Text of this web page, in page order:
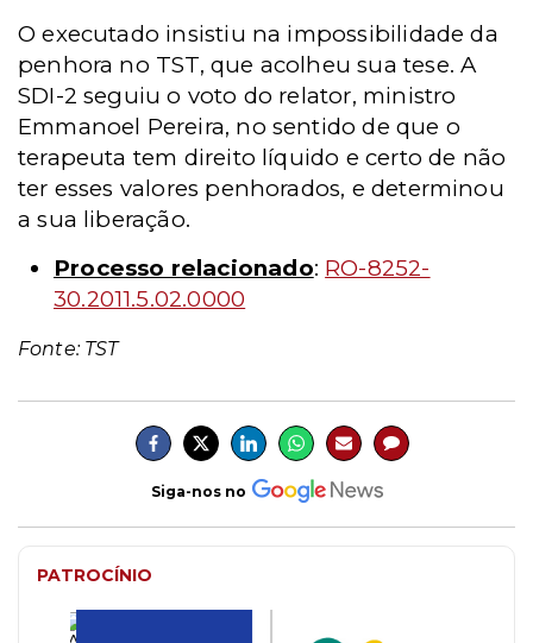
O executado insistiu na impossibilidade da
penhora no TST, que acolheu sua tese. A
SDI-2 seguiu o voto do relator, ministro
Emmanoel Pereira, no sentido de que o
terapeuta tem direito líquido e certo de não
ter esses valores penhorados, e determinou
a sua liberação.
Processo relacionado: RO-8252-
30.2011.5.02.0000
Fonte: TST
Siga-nos no
PATROCÍNIO